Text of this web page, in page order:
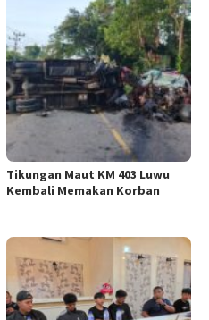
Tikungan Maut KM 403 Luwu
Kembali Memakan Korban